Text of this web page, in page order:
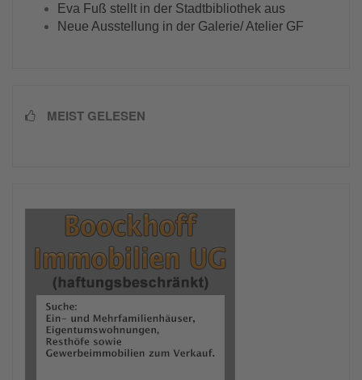
Eva Fuß stellt in der Stadtbibliothek aus
Neue Ausstellung in der Galerie/ Atelier GF
MEIST GELESEN